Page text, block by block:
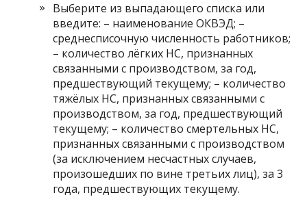
Выберите из выпадающего списка или
введите: – наименование ОКВЭД; –
среднесписочную численность работников;
– количество лёгких НС, признанных
связанными с производством, за год,
предшествующий текущему; – количество
тяжёлых НС, признанных связанными с
производством, за год, предшествующий
текущему; – количество смертельных НС,
признанных связанными с производством
(за исключением несчастных случаев,
произошедших по вине третьих лиц), за 3
года, предшествующих текущему.